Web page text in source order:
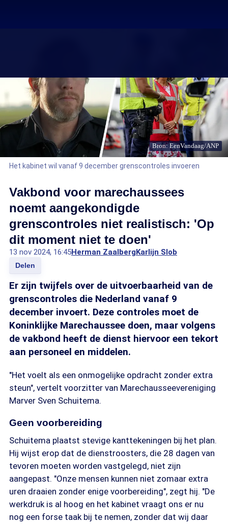
Bron: EenVandaag/ANP
Het kabinet wil vanaf 9 december grenscontroles invoeren
Vakbond voor marechaussees
noemt aangekondigde
grenscontroles niet realistisch: 'Op
dit moment niet te doen'
13 nov 2024, 16:45Herman ZaalbergKarlijn Slob
Delen
Er zijn twijfels over de uitvoerbaarheid van de
grenscontroles die Nederland vanaf 9
december invoert. Deze controles moet de
Koninklijke Marechaussee doen, maar volgens
de vakbond heeft de dienst hiervoor een tekort
aan personeel en middelen.
"Het voelt als een onmogelijke opdracht zonder extra
steun", vertelt voorzitter van Marechausseevereniging
Marver Sven Schuitema.
Geen voorbereiding
Schuitema plaatst stevige kanttekeningen bij het plan.
Hij wijst erop dat de dienstroosters, die 28 dagen van
tevoren moeten worden vastgelegd, niet zijn
aangepast. "Onze mensen kunnen niet zomaar extra
uren draaien zonder enige voorbereiding", zegt hij. "De
werkdruk is al hoog en het kabinet vraagt ons er nu
nog een forse taak bij te nemen, zonder dat wij daar